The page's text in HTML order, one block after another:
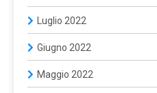
Luglio 2022
Giugno 2022
Maggio 2022